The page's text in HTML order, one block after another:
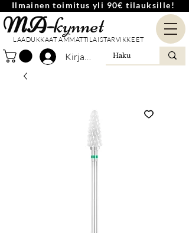
Ilmainen toimitus yli 90€ tilauksille!
MA-kynnet
LAADUKKAAT AMMATTILAISTARVIKKEET
Kirjaudu